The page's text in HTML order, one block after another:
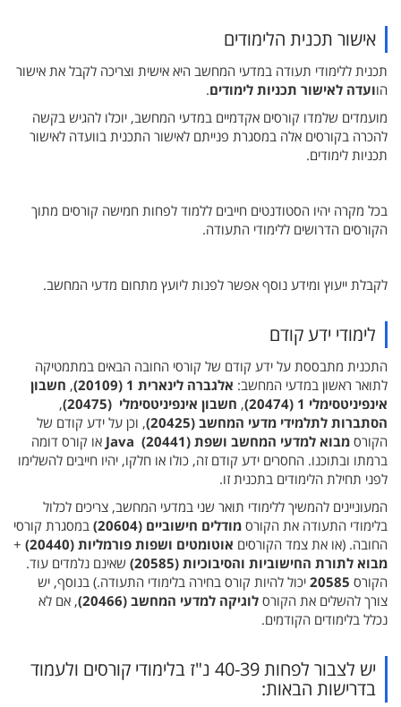
אישור תכנית הלימודים
תכנית ללימודי תעודה במדעי המחשב היא אישית וצריכה לקבל את אישור
הוועדה לאישור תכניות לימודים.
מועמדים שלמדו קורסים אקדמיים במדעי המחשב, יוכלו להגיש בקשה
להכרה בקורסים אלה במסגרת פנייתם לאישור התכנית בוועדה לאישור
תכניות לימודים.
בכל מקרה יהיו הסטודנטים חייבים ללמוד לפחות חמישה קורסים מתוך
הקורסים הדרושים ללימודי התעודה.
לקבלת ייעוץ ומידע נוסף אפשר לפנות ליועץ מתחום מדעי המחשב.
לימודי ידע קודם
התכנית מתבססת על ידע קודם של קורסי החובה הבאים במתמטיקה
לתואר ראשון במדעי המחשב: אלגברה לינארית 1 (20109) , חשבון
אינפיניטסימלי 1 (20474)
, חשבון אינפיניטסימלי (20475)
,
הסתברות לתלמידי מדעי המחשב (20425)
, וכן על ידע קודם של
הקורס מבוא למדעי המחשב ושפת Java (20441)
או קורס דומה
ברמתו ובתוכנו. החסרים ידע קודם זה, כולו או חלקו, יהיו חייבים להשלימו
לפני תחילת הלימודים בתכנית זו.
המעוניינים להמשיך ללימודי תואר שני במדעי המחשב, צריכים לכלול
בלימודי התעודה את הקורס מודלים חישוביים (20604)
במסגרת קורסי
החובה. (או את צמד הקורסים אוטומטים ושפות פורמליות (20440)
+
מבוא לתורת החישוביות והסיבוכיות (20585)
שאינם נלמדים עוד.
הקורס 20585 יכול להיות קורס בחירה בלימודי התעודה.) בנוסף, יש
צורך להשלים את הקורס לוגיקה למדעי המחשב (20466)
, אם לא
נכלל בלימודים הקודמים.
יש לצבור לפחות 40-39 נ"ז בלימודי קורסים ולעמוד
בדרישות הבאות: